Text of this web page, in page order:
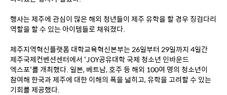
행사는 제주에 관심이 많은 해외 청년들이 제주 유학을 할 경우 징검다리
역할을 할 수 있는 아이템들로 채워졌다.
제주지역혁신플랫폼 대학교육혁신본부는 26일부터 29일까지 4일간
제주국제컨벤션센터에서 'JOY공유대학 국제 청소년 인바운드
엑스포'를 개최했다. 일본, 베트남, 호주 등 해외 100여 명의 청소년이
참여해 한국과 제주에 대한 이해의 폭을 넓히고, 유학을 고려할 수 있는
기회를 제공했다.